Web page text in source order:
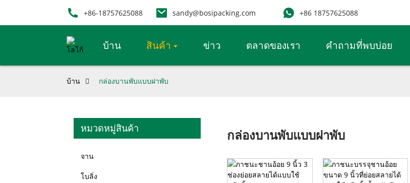
+86-18757625088 sandy@bosipacking.com +86 18757625088
บ้าน สินค้า ข่าว ตลาดของเรา คำถามที่พบบ่อย
บ้าน กล่องบานพับแบบฝาพับ
หมวดหมู่สินค้า
จาน
โบลิ่ง
กล่องบานพับแบบฝาพับ